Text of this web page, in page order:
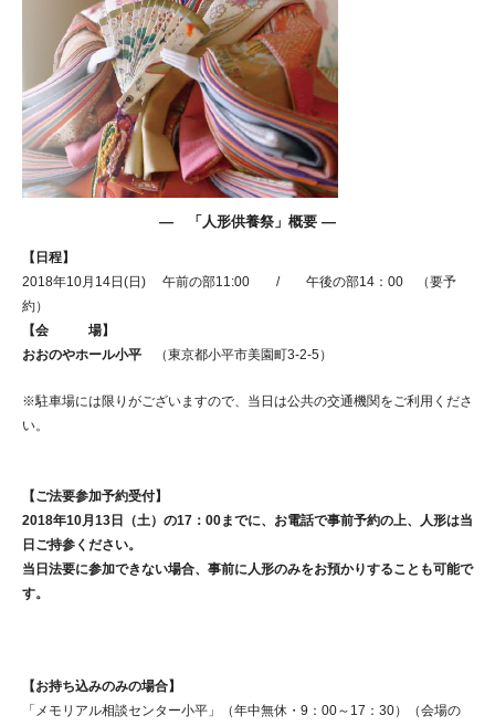
― 「人形供養祭」概要 ―
【日程】
2018年10月14日(日) 午前の部11:00 / 午後の部14：00 （要予
約）
【会 場】
おおのやホール小平 （東京都小平市美園町3-2-5）
※駐車場には限りがございますので、当日は公共の交通機関をご利用くださ
い。
【ご法要参加予約受付】
2018年10月13日（土）の17：00までに、お電話で事前予約の上、人形は当
日ご持参ください。
当日法要に参加できない場合、事前に人形のみをお預かりすることも可能で
す。
【お持ち込みのみの場合】
「メモリアル相談センター小平」（年中無休・9：00～17：30）（会場の